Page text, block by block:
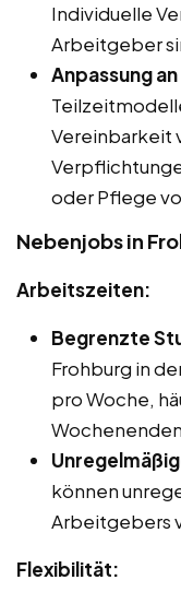
Individuelle
Arbeitgeber
Anpassung
Vereinbarkeit
oder Pflege
Nebenjobs in
Arbeitszeiten:
Begrenzte
Frohburg in
pro Woche,
können
Arbeitgebers
Flexibilität: